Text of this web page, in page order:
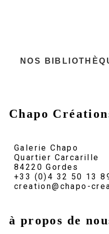
NOS
Chapo
Galerie Chapo
Quartier Carcarille
84220 Gordes
+33 (0)4 32 50 13
creation@chapo-
à propos de